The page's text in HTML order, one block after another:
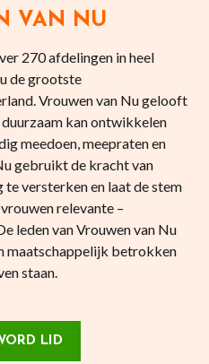
VAN NU
270 afdelingen in heel
de grootste
Vrouwen van Nu gelooft
kan ontwikkelen
meedoen, meepraten en
gebruikt de kracht van
versterken en laat de stem
relevante –
leden van Vrouwen van Nu
maatschappelijk betrokken
staan.
LID